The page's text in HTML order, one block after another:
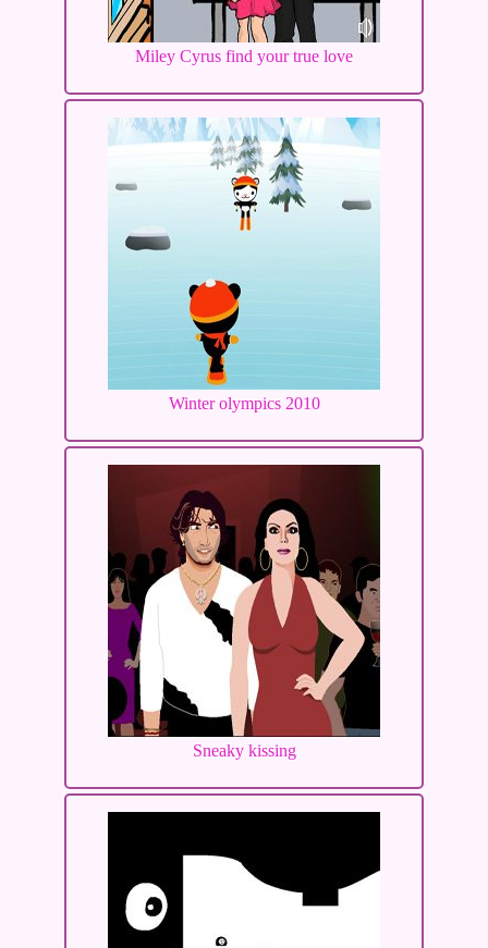
Miley Cyrus find your true love
Winter olympics 2010
Sneaky kissing